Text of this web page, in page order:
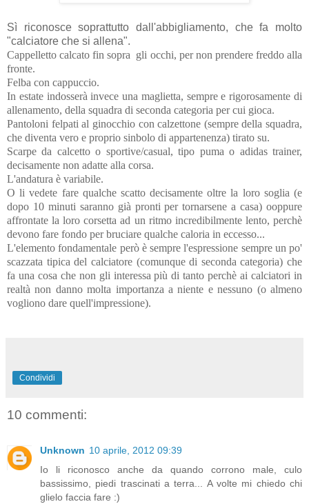
Sì riconosce soprattutto dall'abbigliamento, che fa molto
"calciatore che si allena".
Cappelletto calcato fin sopra gli occhi, per non prendere freddo alla
fronte.
Felba con cappuccio.
In estate indosserà invece una maglietta, sempre e rigorosamente di
allenamento, della squadra di seconda categoria per cui gioca.
Pantoloni felpati al ginocchio con calzettone (sempre della squadra,
che diventa vero e proprio sinbolo di appartenenza) tirato su.
Scarpe da calcetto o sportive/casual, tipo puma o adidas trainer,
decisamente non adatte alla corsa.
L'andatura è variabile.
O li vedete fare qualche scatto decisamente oltre la loro soglia (e
dopo 10 minuti saranno già pronti per tornarsene a casa) ooppure
affrontate la loro corsetta ad un ritmo incredibilmente lento, perchè
devono fare fondo per bruciare qualche caloria in eccesso...
L'elemento fondamentale però è sempre l'espressione sempre un po'
scazzata tipica del calciatore (comunque di seconda categoria) che
fa una cosa che non gli interessa più di tanto perchè ai calciatori in
realtà non danno molta importanza a niente e nessuno (o almeno
vogliono dare quell'impressione).
Condividi
10 commenti:
Unknown 10 aprile, 2012 09:39
Io li riconosco anche da quando corrono male, culo
bassissimo, piedi trascinati a terra... A volte mi chiedo chi
glielo faccia fare :)